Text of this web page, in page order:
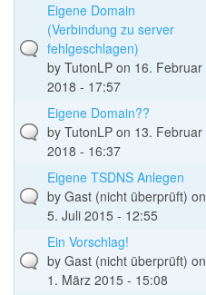
Eigene Domain
(Verbindung zu server
fehlgeschlagen)
by TutonLP on 16. Februar
2018 - 17:57
Eigene Domain??
by TutonLP on 13. Februar
2018 - 16:37
Eigene TSDNS Anlegen
by Gast (nicht überprüft) on
5. Juli 2015 - 12:55
Ein Vorschlag!
by Gast (nicht überprüft) on
1. März 2015 - 15:08